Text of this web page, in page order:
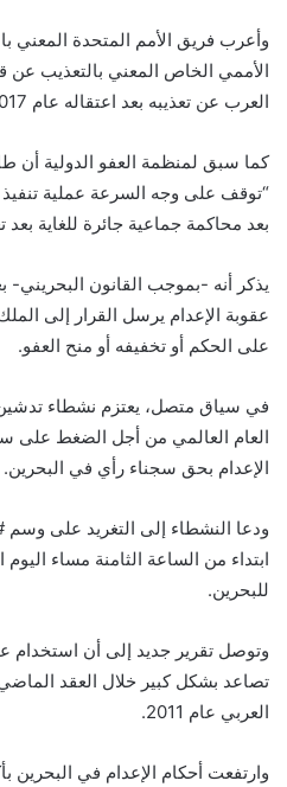
وأعرب فريق الأمم المتحدة المعني
الأممي الخاص المعني بالتعذيب عن
العرب عن تعذيبه بعد اعتقاله عام 2017.
كما سبق لمنظمة العفو الدولية أن
“توقف على وجه السرعة عملية تنفيذ
بعد محاكمة جماعية جائرة للغاية بعد
يذكر أنه -بموجب القانون
عقوبة الإعدام يرسل القرار إلى
على الحكم أو تخفيفه أو منح العفو.
في سياق متصل، يعتزم نشطاء تدشين
العام العالمي من أجل الضغط على
الإعدام بحق سجناء رأي في البحرين.
ودعا النشطاء إلى التغريد على وسم
ابتداء من الساعة الثامنة مساء اليوم
للبحرين.
وتوصل تقرير جديد إلى أن استخدام
تصاعد بشكل كبير خلال العقد
العربي عام 2011.